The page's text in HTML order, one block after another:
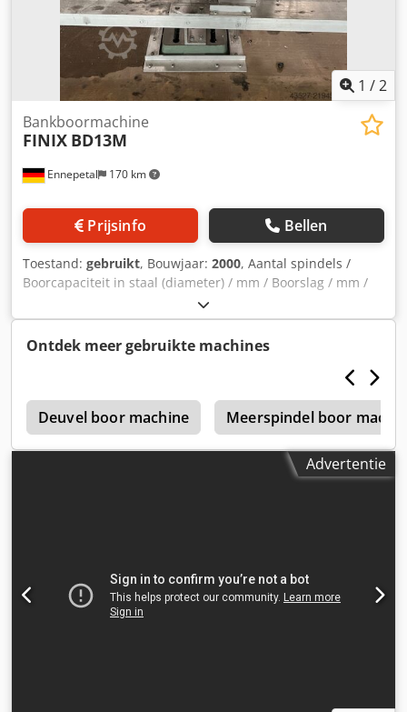
1 /2
Ennepetal 170 km
Bankboormachine
FINIX BD13M
Prijsinfo Bellen
Toestand: gebruikt, Bouwjaar: 2000, Aantal spindels /
Boorcapaciteit in staal (diameter) / mm / Boorslag / mm /
FINIS BD13M – tafelboormachine Dedpsy S Dm Sofx
Aahswa
Ontdek meer gebruikte machines
Deuvel boor machine Meerspindel boor
Advertentie